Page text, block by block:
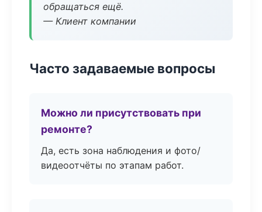
обращаться ещё.
— Клиент компании
Часто задаваемые вопросы
Можно ли присутствовать при
ремонте?
Да, есть зона наблюдения и фото/
видеоотчёты по этапам работ.